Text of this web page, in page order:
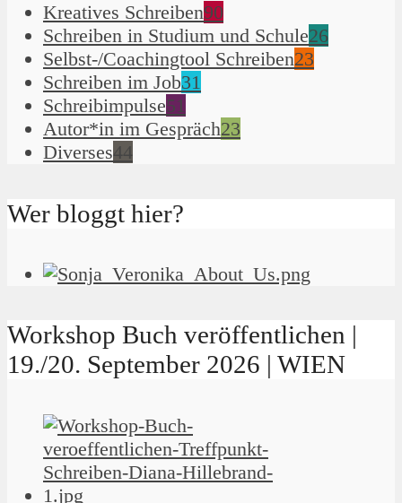
Kreatives Schreiben90
Schreiben in Studium und Schule26
Selbst-/Coachingtool Schreiben23
Schreiben im Job31
Schreibimpulse51
Autor*in im Gespräch23
Diverses44
Wer bloggt hier?
Workshop Buch veröffentlichen |
19./20. September 2026 | WIEN